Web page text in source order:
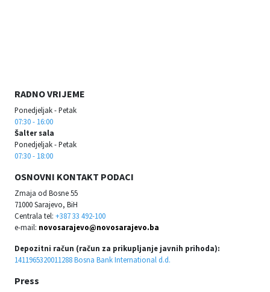
RADNO VRIJEME
Ponedjeljak - Petak
07:30 - 16:00
Šalter sala
Ponedjeljak - Petak
07:30 - 18:00
OSNOVNI KONTAKT PODACI
Zmaja od Bosne 55
71000 Sarajevo, BiH
Centrala tel: +387 33 492-100
e-mail: novosarajevo@novosarajevo.ba
Depozitni račun (račun za prikupljanje javnih prihoda):
1411965320011288 Bosna Bank International d.d.
Press